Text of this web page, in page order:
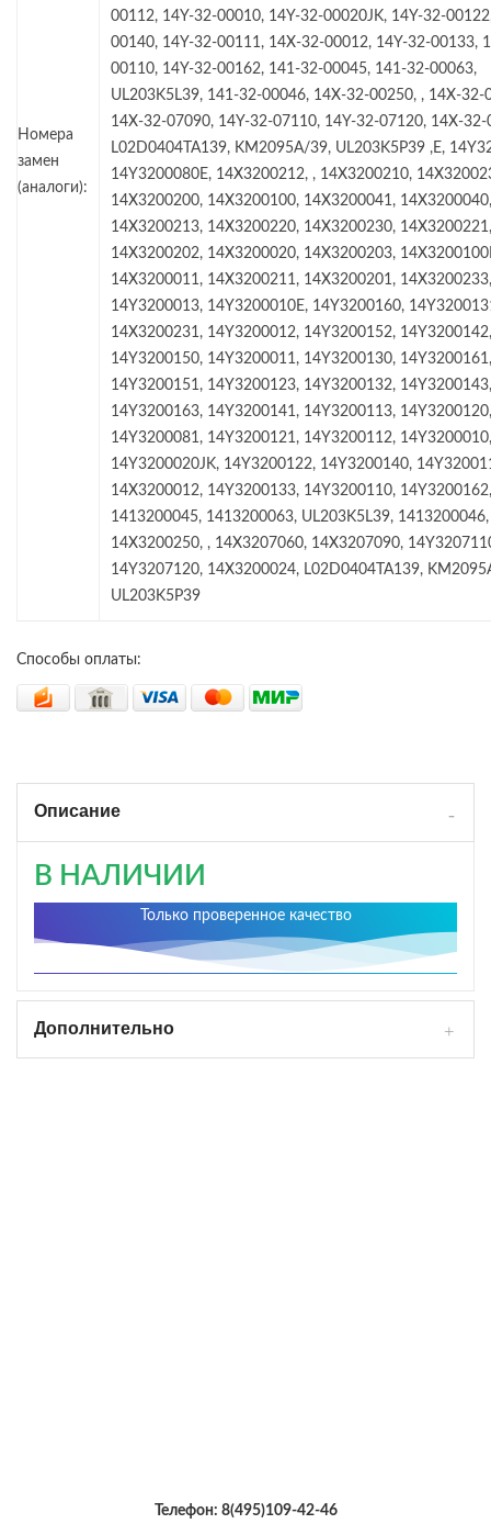
Номера
замен
(аналоги):
00112, 14Y-32-00010, 14Y-32-00020JK, 14Y-32-
00140, 14Y-32-00111, 14X-32-00012, 14Y-32-00133,
00110, 14Y-32-00162, 141-32-00045, 141-32-00063,
UL203K5L39, 141-32-00046, 14X-32-00250, , 14X-32-
14X-32-07090, 14Y-32-07110, 14Y-32-07120, 14X-32-
L02D0404TA139, KM2095A/39, UL203K5P39 ,E,
14Y3200080E, 14X3200212, , 14X3200210,
14X3200200, 14X3200100, 14X3200041, 14X3200040,
14X3200213, 14X3200220, 14X3200230, 14X3200221,
14X3200202, 14X3200020, 14X3200203,
14X3200011, 14X3200211, 14X3200201, 14X3200233,
14Y3200013, 14Y3200010E, 14Y3200160,
14X3200231, 14Y3200012, 14Y3200152, 14Y3200142,
14Y3200150, 14Y3200011, 14Y3200130, 14Y3200161,
14Y3200151, 14Y3200123, 14Y3200132, 14Y3200143,
14Y3200163, 14Y3200141, 14Y3200113, 14Y3200120,
14Y3200081, 14Y3200121, 14Y3200112, 14Y3200010,
14Y3200020JK, 14Y3200122, 14Y3200140,
14X3200012, 14Y3200133, 14Y3200110, 14Y3200162,
1413200045, 1413200063, UL203K5L39, 1413200046,
14X3200250, , 14X3207060, 14X3207090,
14Y3207120, 14X3200024, L02D0404TA139,
UL203K5P39
Способы оплаты:
Описание
В НАЛИЧИИ
Только проверенное качество
Дополнительно
Телефон: 8(495)109-42-46